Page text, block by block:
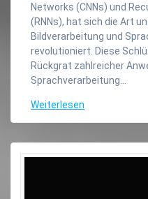
Networks (CNNs) und
(RNNs), hat sich die Art
Bildverarbeitung und
revolutioniert. Diese
Rückgrat zahlreicher
Sprachverarbeitung…
Weiterlesen